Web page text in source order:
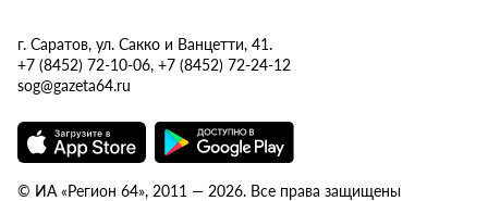
г. Саратов, ул. Сакко и Ванцетти, 41.
+7 (8452) 72-10-06, +7 (8452) 72-24-12
sog@gazeta64.ru
© ИА «Регион 64», 2011 — 2026. Все права защищены